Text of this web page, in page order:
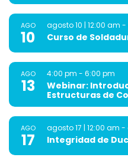
AGO
10
agosto 10 | 12:00 am -
Curso de
AGO
13
4:00 pm - 6:00 pm
Webinar:
Estructuras de
AGO
17
agosto 17 | 12:00 am -
Integridad de